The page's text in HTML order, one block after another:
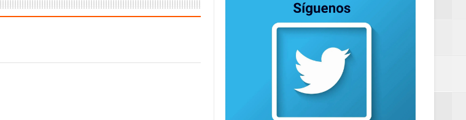
millones en proyecto Nuevas Esperanzas